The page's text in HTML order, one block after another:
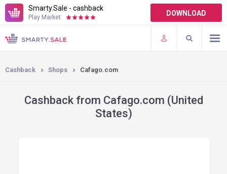
Smarty.Sale - cashback
Play Market: DOWNLOAD
TERMS OF USE
PLUGINS
Cashback Shops Cafago.com
Cashback from Cafago.com (United
States)